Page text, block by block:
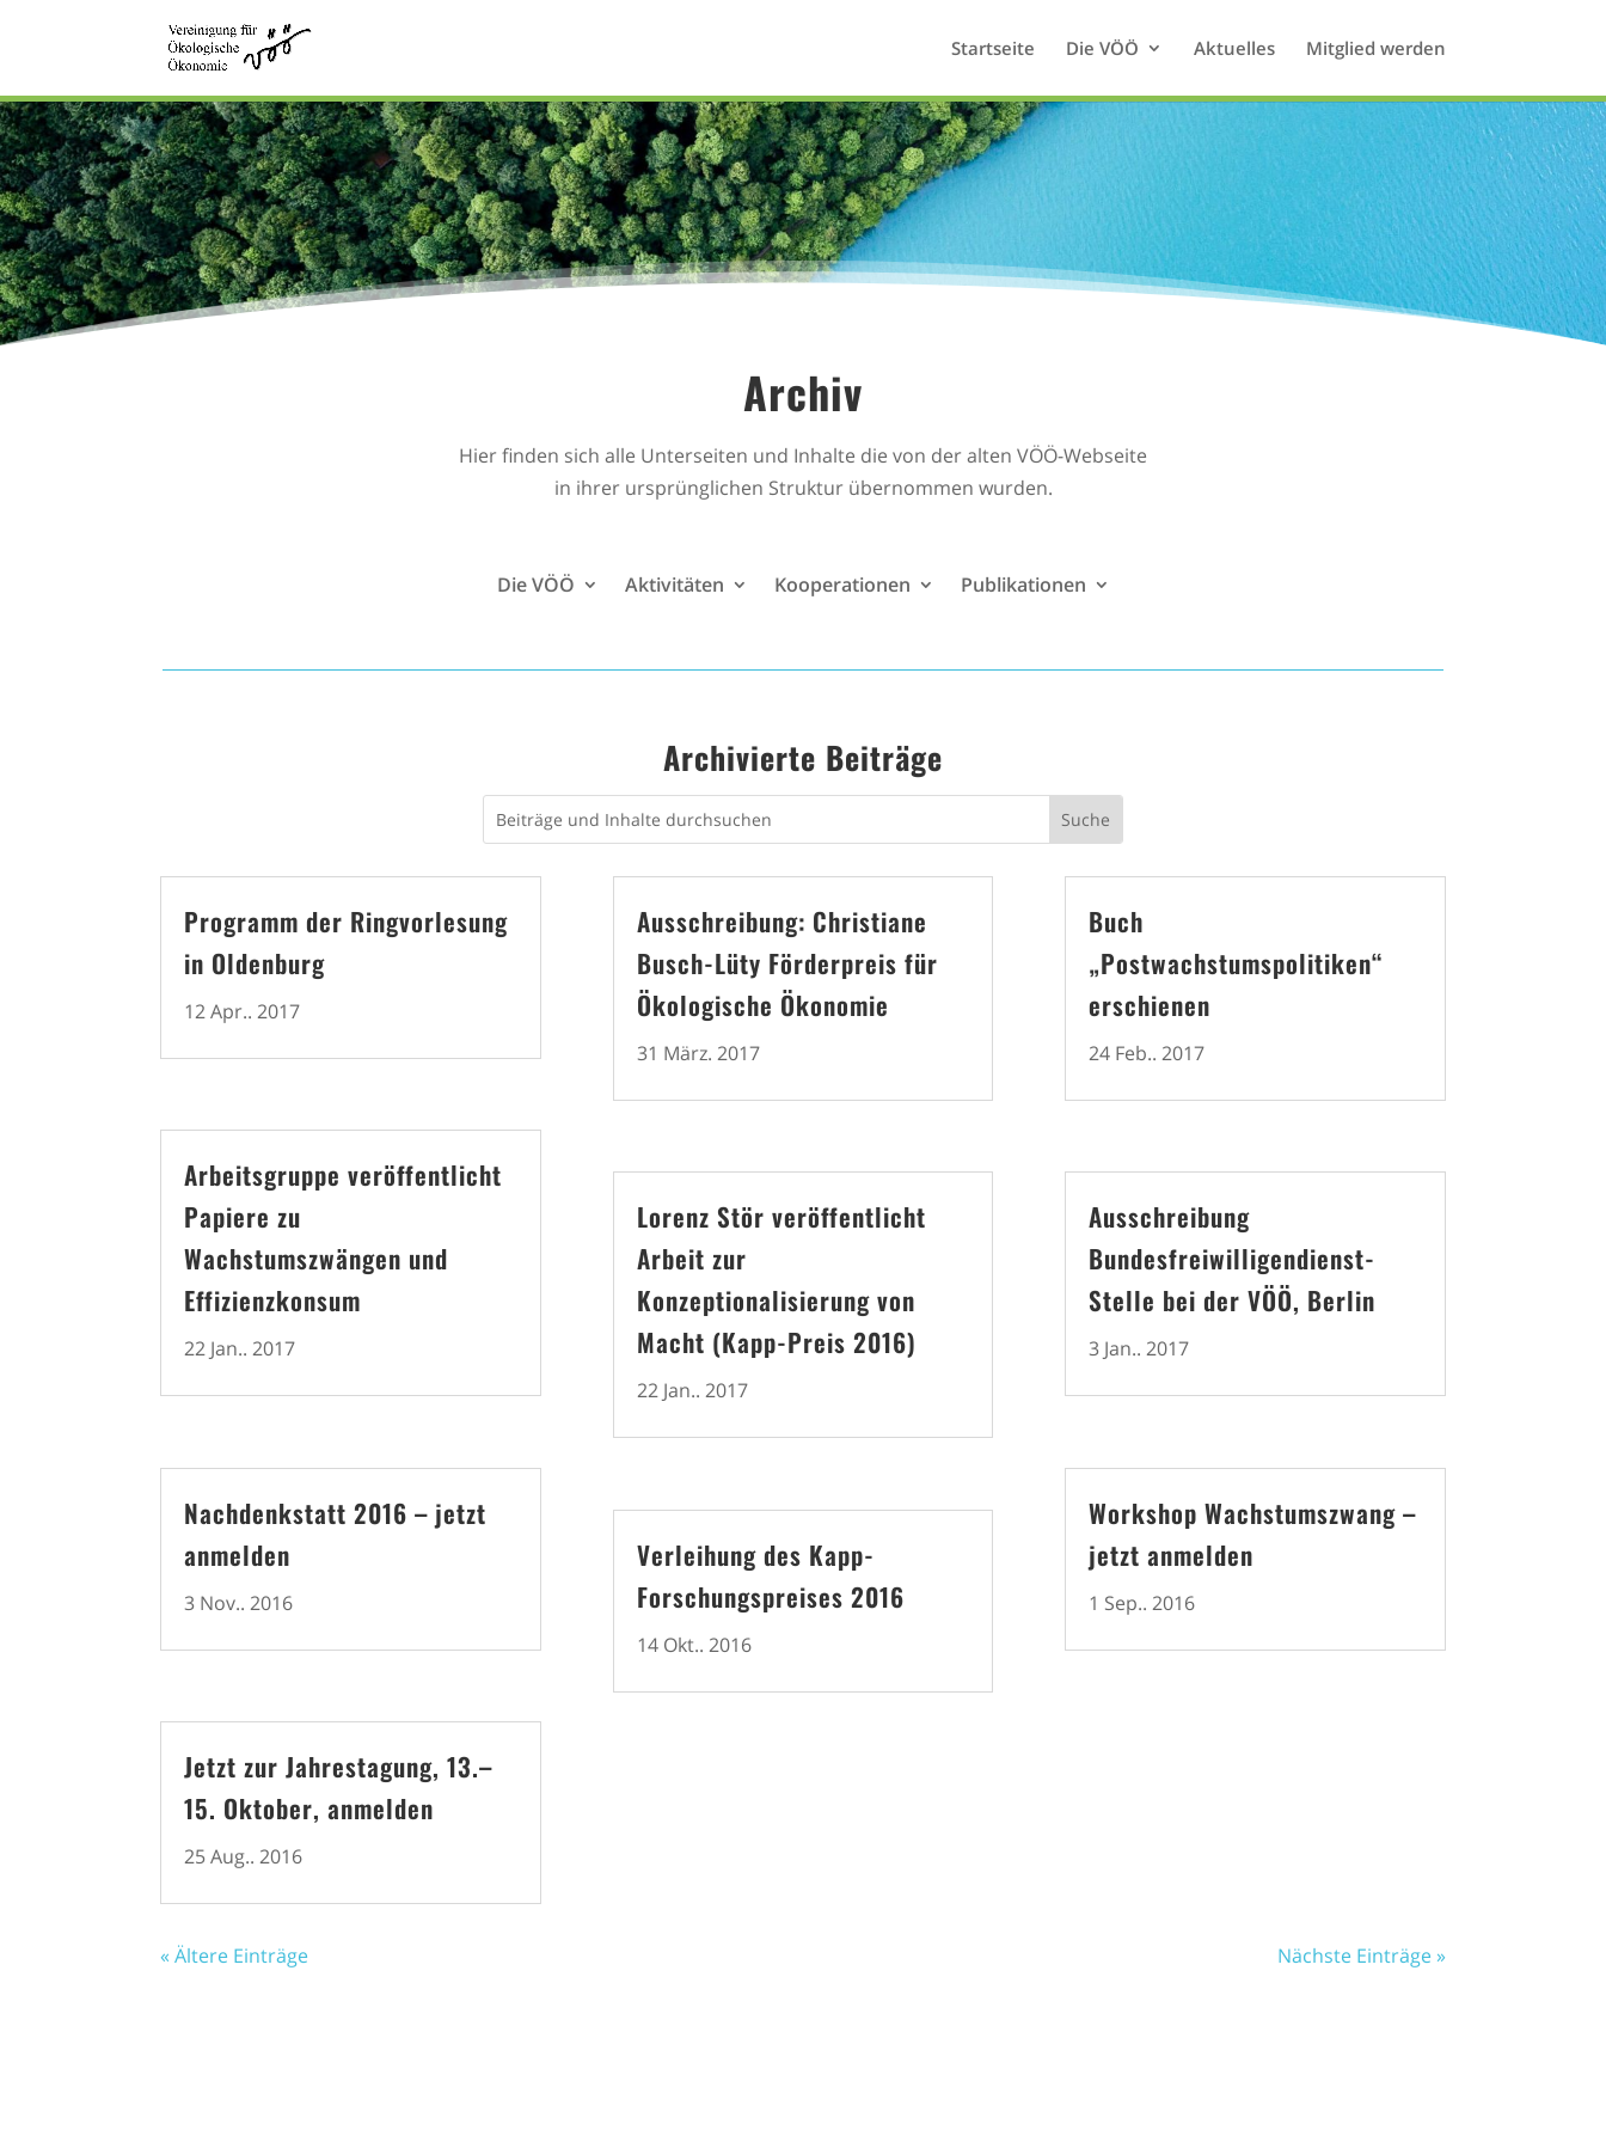
Startseite Die VÖÖ Aktuelles Mitglied werden
Archiv
Hier finden sich alle Unterseiten und Inhalte die von der alten VÖÖ-Webseite
in ihrer ursprünglichen Struktur übernommen wurden.
Die VÖÖ Aktivitäten Kooperationen Publikationen
Archivierte Beiträge
Programm der Ringvorlesung
in Oldenburg
12 Apr.. 2017
Arbeitsgruppe veröffentlicht
Papiere zu
Wachstumszwängen und
Effizienzkonsum
22 Jan.. 2017
Nachdenkstatt 2016 – jetzt
anmelden
3 Nov.. 2016
Jetzt zur Jahrestagung, 13.–
15. Oktober, anmelden
25 Aug.. 2016
Ausschreibung: Christiane
Busch-Lüty Förderpreis für
Ökologische Ökonomie
31 März. 2017
Lorenz Stör veröffentlicht
Arbeit zur
Konzeptionalisierung von
Macht (Kapp-Preis 2016)
22 Jan.. 2017
Verleihung des Kapp-
Forschungspreises 2016
14 Okt.. 2016
Buch
„Postwachstumspolitiken“
erschienen
24 Feb.. 2017
Ausschreibung
Bundesfreiwilligendienst-
Stelle bei der VÖÖ, Berlin
3 Jan.. 2017
Workshop Wachstumszwang –
jetzt anmelden
1 Sep.. 2016
« Ältere Einträge Nächste Einträge »